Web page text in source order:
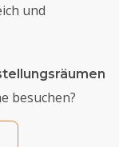
und
besuchen?